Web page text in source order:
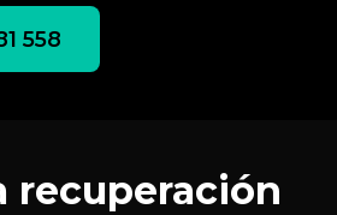
558
recuperación